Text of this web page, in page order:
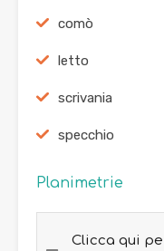
comò
letto
scrivania
specchio
Planimetrie
Clicca qui